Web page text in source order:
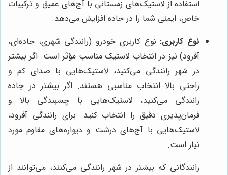
استفاده از لاستیک‌های زمستانی با آج‌های عمیق و ترکیبات
خاص، ایمنی شما را در جاده افزایش می‌دهد.
نوع کاربری: نوع کاربری خودرو (رانندگی شهری، جاده‌ای،
آفرود) نیز در انتخاب لاستیک مناسب مؤثر است. اگر بیشتر
در شهر رانندگی می‌کنید، لاستیک‌هایی با صدای کم و
راحتی بالا انتخاب مناسبی هستند. اگر بیشتر در جاده
رانندگی می‌کنید، لاستیک‌هایی با چسبندگی بالا و
فرمان‌پذیری دقیق را انتخاب کنید. برای رانندگی آفرود،
لاستیک‌هایی با آج‌های درشت و دیواره‌های مقاوم مورد
نیاز است.
رانندگانی که بیشتر در شهر رانندگی می‌کنند، می‌توانند از